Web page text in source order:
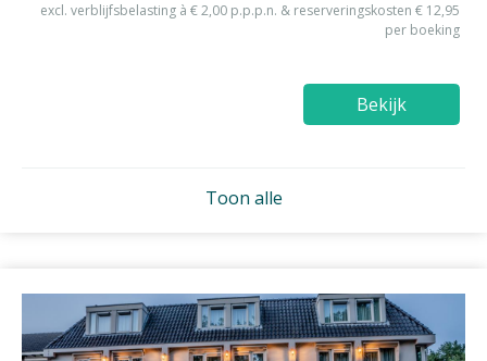
excl. verblijfsbelasting à € 2,00 p.p.p.n. & reserveringskosten € 12,95
per boeking
Bekijk
Toon alle